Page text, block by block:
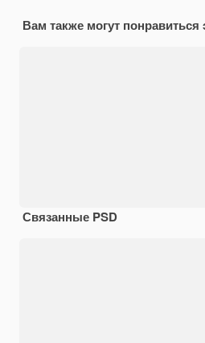
Вам также могут понравиться
Связанные PSD